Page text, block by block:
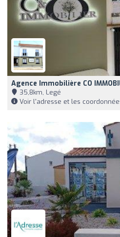
Agence Immobilière CO
35,8km, Legé
Voir l'adresse et les